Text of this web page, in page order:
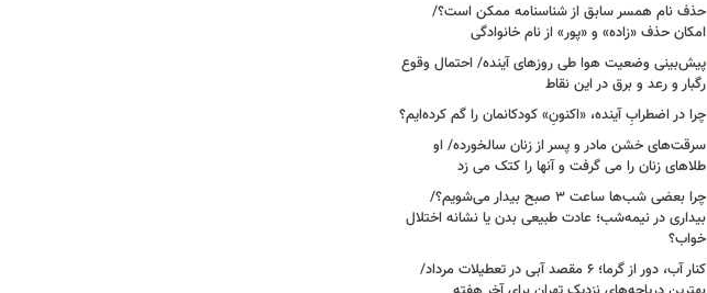
حذف نام همسر سابق از شناسنامه ممکن است؟/
امکان حذف «زاده» و «پور» از نام خانوادگی
پیش‌بینی وضعیت هوا طی روزهای آینده/ احتمال وقوع
رگبار و رعد و برق در این نقاط
چرا در اضطرابِ آینده، «اکنونِ» کودکانمان را گم کرده‌ایم؟
سرقت‌های خشن مادر و پسر از زنان سالخورده/ او
طلاهای زنان را می گرفت و آنها را کتک می زد
چرا بعضی شب‌ها ساعت ۳ صبح بیدار می‌شویم؟/
بیداری در نیمه‌شب؛ عادت طبیعی بدن یا نشانه اختلال
خواب؟
کنار آب، دور از گرما؛ ۶ مقصد آبی در تعطیلات مرداد/